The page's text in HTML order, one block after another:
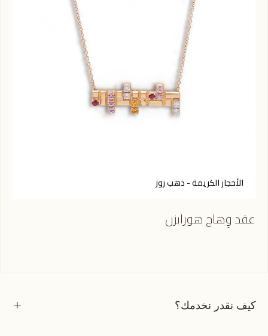
الأحجار الكريمة - ذهب روز
عقد وِهاج هورايزن
كيف نقدر نخدمك؟